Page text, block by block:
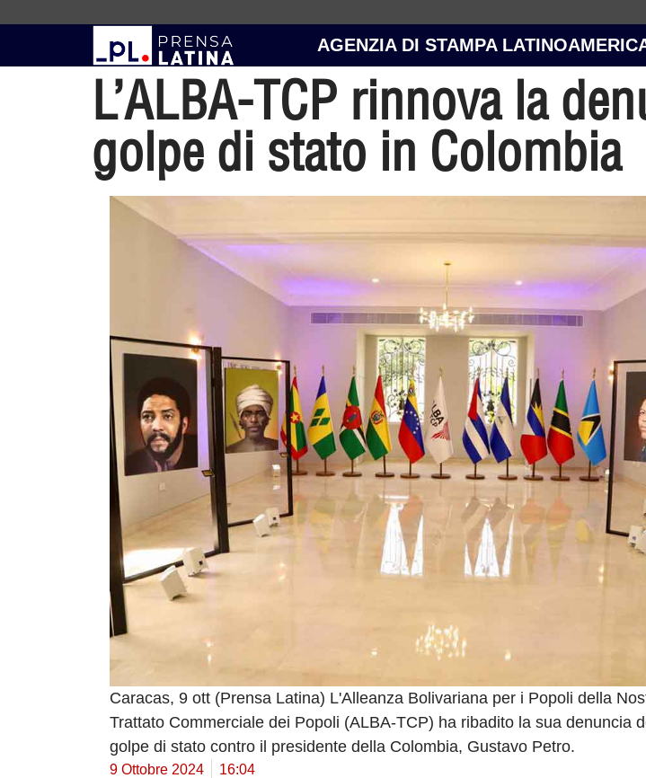
AGENZIA DI STAMPA
L’ALBA-TCP rinnova la
golpe di stato in Colombia
Caracas, 9 ott (Prensa Latina) L'Alleanza Bolivariana per i Popoli della
Trattato Commerciale dei Popoli (ALBA-TCP) ha ribadito la sua denuncia
golpe di stato contro il presidente della Colombia, Gustavo Petro.
9 Ottobre 2024 16:04